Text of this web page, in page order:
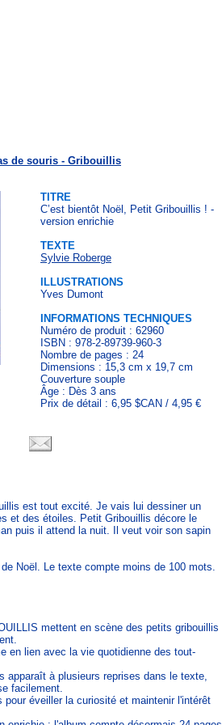
de souris - Gribouillis
TITRE
C’est bientôt Noël, Petit Gribouillis ! -
version enrichie
TEXTE
Sylvie Roberge
ILLUSTRATIONS
Yves Dumont
INFORMATIONS TECHNIQUES
Numéro de produit : 62960
ISBN : 978-2-89739-960-3
Nombre de pages : 24
Dimensions : 15,3 cm x 19,7 cm
Couverture souple
Âge : Dès 3 ans
Prix de détail : 6,95 $CAN / 4,95 €
est tout excité. Je vais lui dessiner un
et des étoiles. Petit Gribouillis décore le
puis il attend la nuit. Il veut voir son sapin
Noël. Le texte compte moins de 100 mots.
mettent en scène des petits gribouillis
en lien avec la vie quotidienne des tout-
apparaît à plusieurs reprises dans le texte,
facilement.
pour éveiller la curiosité et maintenir l'intérêt